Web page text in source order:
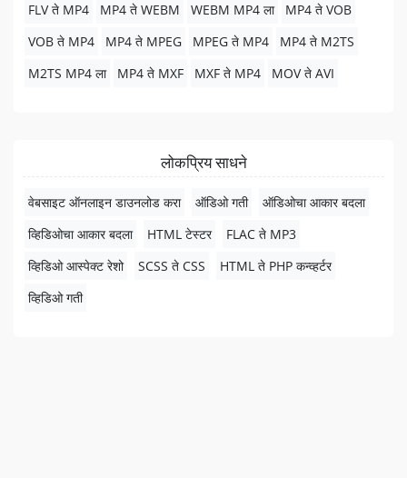
FLV ते MP4
MP4 ते WEBM WEBM MP4 ला
MP4 ते VOB
VOB ते MP4
MP4 ते MPEG MPEG ते MP4
MP4 ते M2TS
M2TS MP4 ला
MP4 ते MXF MXF ते MP4 MOV ते AVI
लोकप्रिय साधने
वेबसाइट ऑनलाइन डाउनलोड करा ऑडिओ गती
ऑडिओचा आकार बदला
व्हिडिओचा आकार बदला
HTML टेस्टर
FLAC ते MP3
व्हिडिओ आस्पेक्ट रेशो
SCSS ते CSS
HTML ते PHP कन्व्हर्टर
व्हिडिओ गती